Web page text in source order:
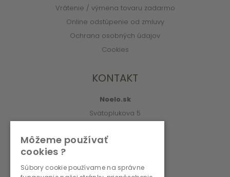
Vrátenie / výmena tovaru zadarmo
Online odstúpenie od zmluvy
Ochrana osobných údajov
Cookies
KONTAKT
Noelo.sk
Svätoplukova 5
info@noelo.sk
Môžeme používať
cookies ?
Súbory cookie používame na správne